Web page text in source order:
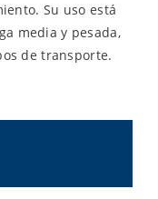
Su uso está
media y pesada,
de transporte.